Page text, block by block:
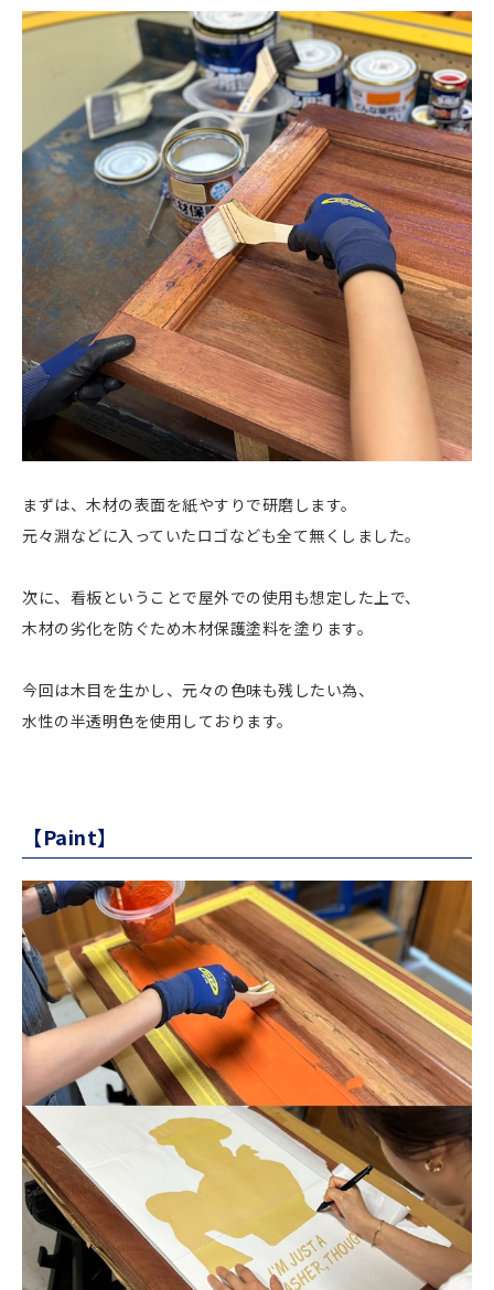
まずは、木材の表面を紙やすりで研磨します。
元々淵などに入っていたロゴなども全て無くしました。
次に、看板ということで屋外での使用も想定した上で、
木材の劣化を防ぐため木材保護塗料を塗ります。
今回は木目を生かし、元々の色味も残したい為、
水性の半透明色を使用しております。
【Paint】